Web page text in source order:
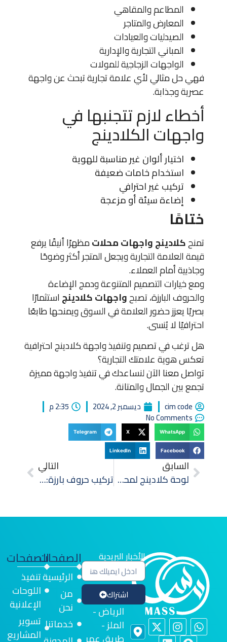
المطاعم والمقاهي
المعارض والمتاجر
الصيدليات والعيادات
المباني التجارية والإدارية
الواجهات الزجاجية للمولات
فهي حل مثالي لأي علامة تجارية تبحث عن واجهة
عصرية وجذابة.
أخطاء لازم تتجنبها في
واجهات الكلادينج
اختيار ألوان غير مناسبة للهوية
استخدام خامات ضعيفة
تركيب غير احترافي
إضاءة سيئة أو مزعجة
ختامًا
تمنحكلادينج واجهات محلاتمظهرًا أنيقًا يرفع
قيمة العلامة التجارية ويجعل المتجر أكثر وضوحًا
وجاذبية أمام العملاء.
ومع خيارات التصميم المتنوعة ودمج الإضاءة
والحروف البارزة، تصبحواجهات كلادينجاستثمارًا
بصريًا يعزز حضور العلامة في السوق ويمنحها طابعًا
احترافيًا لا يُنسى.
هل ترغب في تصميم وتنفيذ واجهة كلادينج احترافية
تعكس هوية علامتك التجارية؟
تواصل معنا الآن لنساعدك في تنفيذ واجهة مميزة
تجمع بين الجمال والمتانة.
cim code ديسمبر 2, 2024 2:35 م
No Comments
WhatsApp
X
Telegram
Facebook
LinkedIn
السابق
لوحة كلادينج لمحطات الوقود: تصميم آمن ومتين للواجهات التجارية
التالي
تركيب حروف بارزة: واجهات جذابة ترفع حضور علامتك التجارية
الصفحات
الرئيسية
من
نحن
خدماتنا
الصفحات
تنفيذ
اللوحات
الإعلانية
تسوير
المشاريع
الأخبار البريدية
اشتراك
الرياض -
الملز -